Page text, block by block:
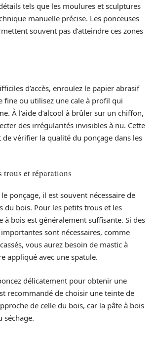
tels que les moulures et sculptures
manuelle précise. Les ponceuses
souvent pas d’atteindre ces zones
d’accès, enroulez le papier abrasif
fine ou utilisez une cale à profil qui
À l’aide d’alcool à brûler sur un chiffon,
des irrégularités invisibles à nu. Cette
vérifier la qualité du ponçage dans les
trous et réparations
ponçage, il est souvent nécessaire de
du bois. Pour les petits trous et les
à bois est généralement suffisante. Si des
sont nécessaires, comme
vous aurez besoin de mastic à
appliqué avec une spatule.
délicatement pour obtenir une
recommandé de choisir une teinte de
de celle du bois, car la pâte à bois
séchage.